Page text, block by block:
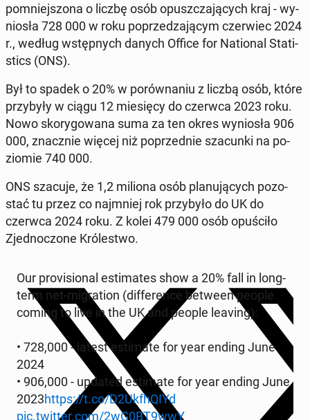
po­mniej­szo­na o liczbę osób opusz­cza­ją­cych kraj - wy­
nio­sła 728 000 w roku po­prze­dza­ją­cym czer­wiec 2024
r., według wstęp­nych danych Office for Na­tio­nal Sta­ti­
stics (ONS).
Był to spadek o 20% w po­rów­na­niu z liczbą osób, które
przy­by­ły w ciągu 12 mie­się­cy do czerwca 2023 roku.
Nowo sko­ry­go­wa­na suma za ten okres wy­nio­sła 906
000, znacz­nie więcej niż po­przed­nie sza­cun­ki na po­
zio­mie 740 000.
ONS szacuje, że 1,2 miliona osób pla­nu­ją­cych po­zo­
stać tu przez co naj­mniej rok przy­by­ło do UK do
czerwca 2024 roku. Z kolei 479 000 osób opu­ści­ło
Zjed­no­czo­ne Kró­le­stwo.
Our pro­vi­sio­nal es­ti­ma­tes show a 20% fall in long-
term net-mi­gra­tion (dif­fe­ren­ce between people
coming to live in the UK and people leaving):
• 728,000 - latest es­ti­ma­te for year ending June
2024
• 906,000 - updated es­ti­ma­te for year ending June
2023https://t.co/D2UkfhQIYd
pic.twitter.com/2wG0BT9wwY